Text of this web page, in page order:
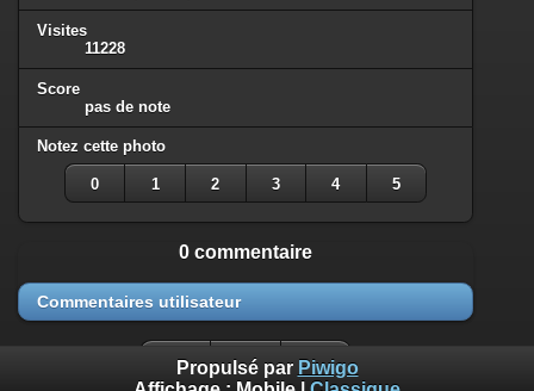
Visites
11228
Score
pas de note
Notez cette photo
0 1 2 3 4 5
0 commentaire
Commentaires utilisateur
Propulsé par Piwigo